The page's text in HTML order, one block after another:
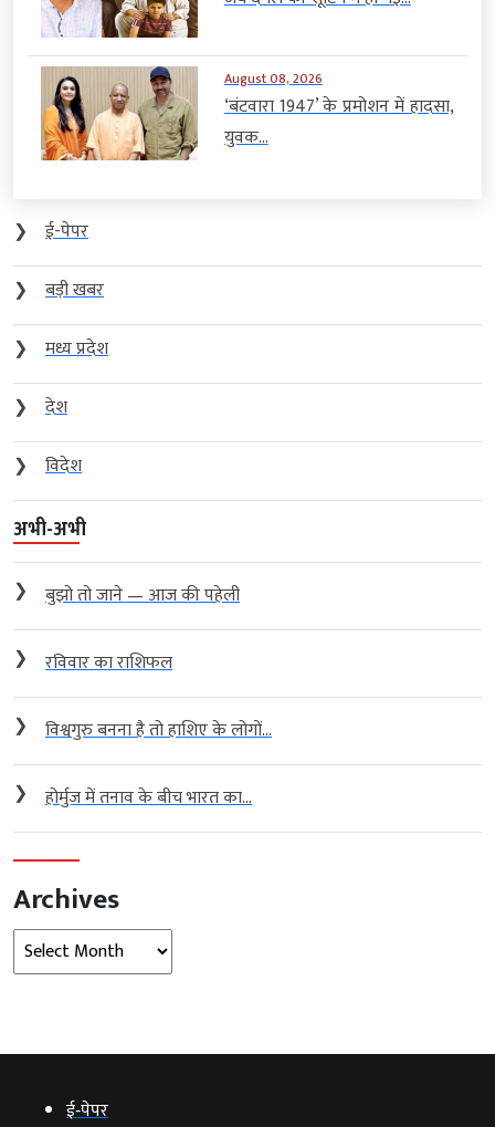
August 08, 2026
‘बंटवारा 1947’ के प्रमोशन में हादसा,
युवक...
❯
ई-पेपर
❯
बड़ी खबर
❯
मध्य प्रदेश
❯
देश
❯
विदेश
अभी-अभी
❯ बुझो तो जाने — आज की पहेली
❯ रविवार का राशिफल
❯ विश्वगुरु बनना है तो हाशिए के लोगों...
❯ होर्मुज में तनाव के बीच भारत का...
Archives
Archives
ई‑पेपर